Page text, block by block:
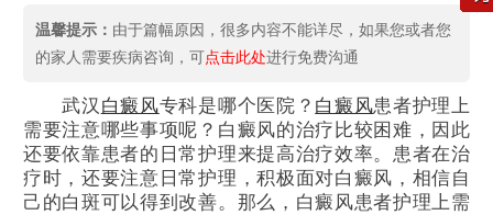
温馨提示： 由于篇幅原因，很多内容不能详尽，如果您或者您
的家人需要疾病咨询，可点击此处进行免费沟通
武汉 白癜风专科是哪个医院？ 白癜风患者护理上
需要注意哪些事项呢？白癜风的治疗比较困难，因此
还要依靠患者的日常护理来提高治疗效率。患者在治
疗时，还要注意日常护理，积极面对白癜风，相信自
己的白斑可以得到改善。那么，白癜风患者护理上需